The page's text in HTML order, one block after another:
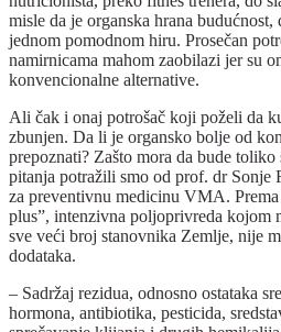
misle da je organska hrana
jednom pomodnom hiru. Prosečan
namirnicama mahom zaobilazi jer su
konvencionalne alternative.
Ali čak i onaj potrošač koji poželi da
zbunjen. Da li je organsko bolje od
prepoznati? Zašto mora da bude
pitanja potražili smo od prof. dr Sonje
za preventivnu medicinu VMA.
plus”, intenzivna poljoprivreda kojom
sve veći broj stanovnika Zemlje, nije
dodataka.
– Sadržaj rezidua, odnosno ostataka
hormona, antibiotika, pesticida,